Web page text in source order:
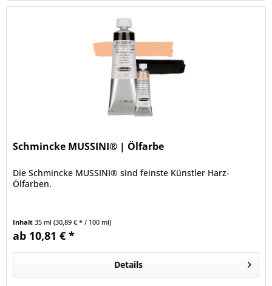
Schmincke MUSSINI® | Ölfarbe
Die Schmincke MUSSINI® sind feinste Künstler Harz-
Ölfarben.
Inhalt35 ml(30,89 € * / 100 ml)
ab 10,81 € *
Details